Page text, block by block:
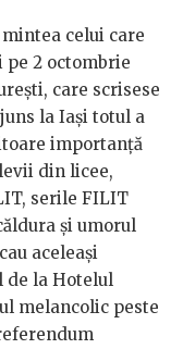
celui care
pe 2 octombrie
care scrisese
la Iași totul a
importanță
din licee,
serile FILIT
și umorul
aceleași
de la Hotelul
melancolic peste